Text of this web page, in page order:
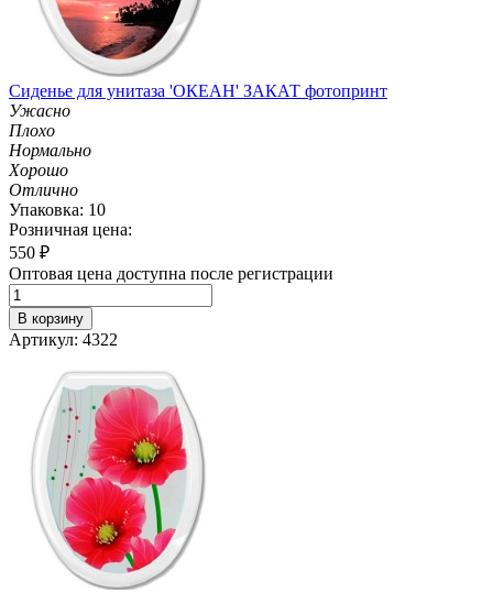
Сиденье для унитаза 'ОКЕАН' ЗАКАТ фотопринт
Ужасно
Плохо
Нормально
Хорошо
Отлично
Упаковка: 10
Розничная цена:
550 ₽
Оптовая цена доступна после регистрации
В корзину
Артикул: 4322